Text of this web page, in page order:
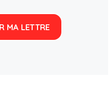
MA LETTRE